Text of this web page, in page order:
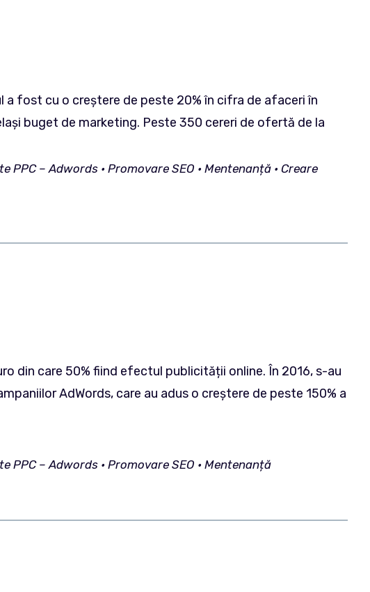
fost cu o creștere de peste 20% în cifra de afaceri în
buget de marketing. Peste 350 cereri de ofertă de la
PPC – Adwords • Promovare SEO • Mentenanță • Creare
din care 50% fiind efectul publicității online. În 2016, s-au
AdWords, care au adus o creștere de peste 150% a
PPC – Adwords • Promovare SEO • Mentenanță